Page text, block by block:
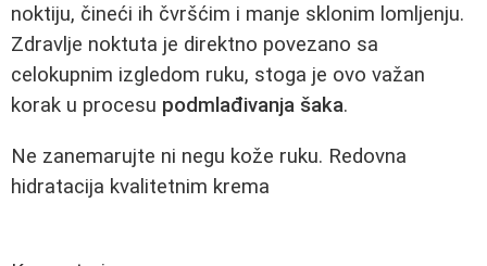
noktiju, čineći ih čvršćim i manje sklonim lomljenju.
Zdravlje noktuta je direktno povezano sa
celokupnim izgledom ruku, stoga je ovo važan
korak u procesu podmlađivanja šaka.
Ne zanemarujte ni negu kože ruku. Redovna
hidratacija kvalitetnim krema